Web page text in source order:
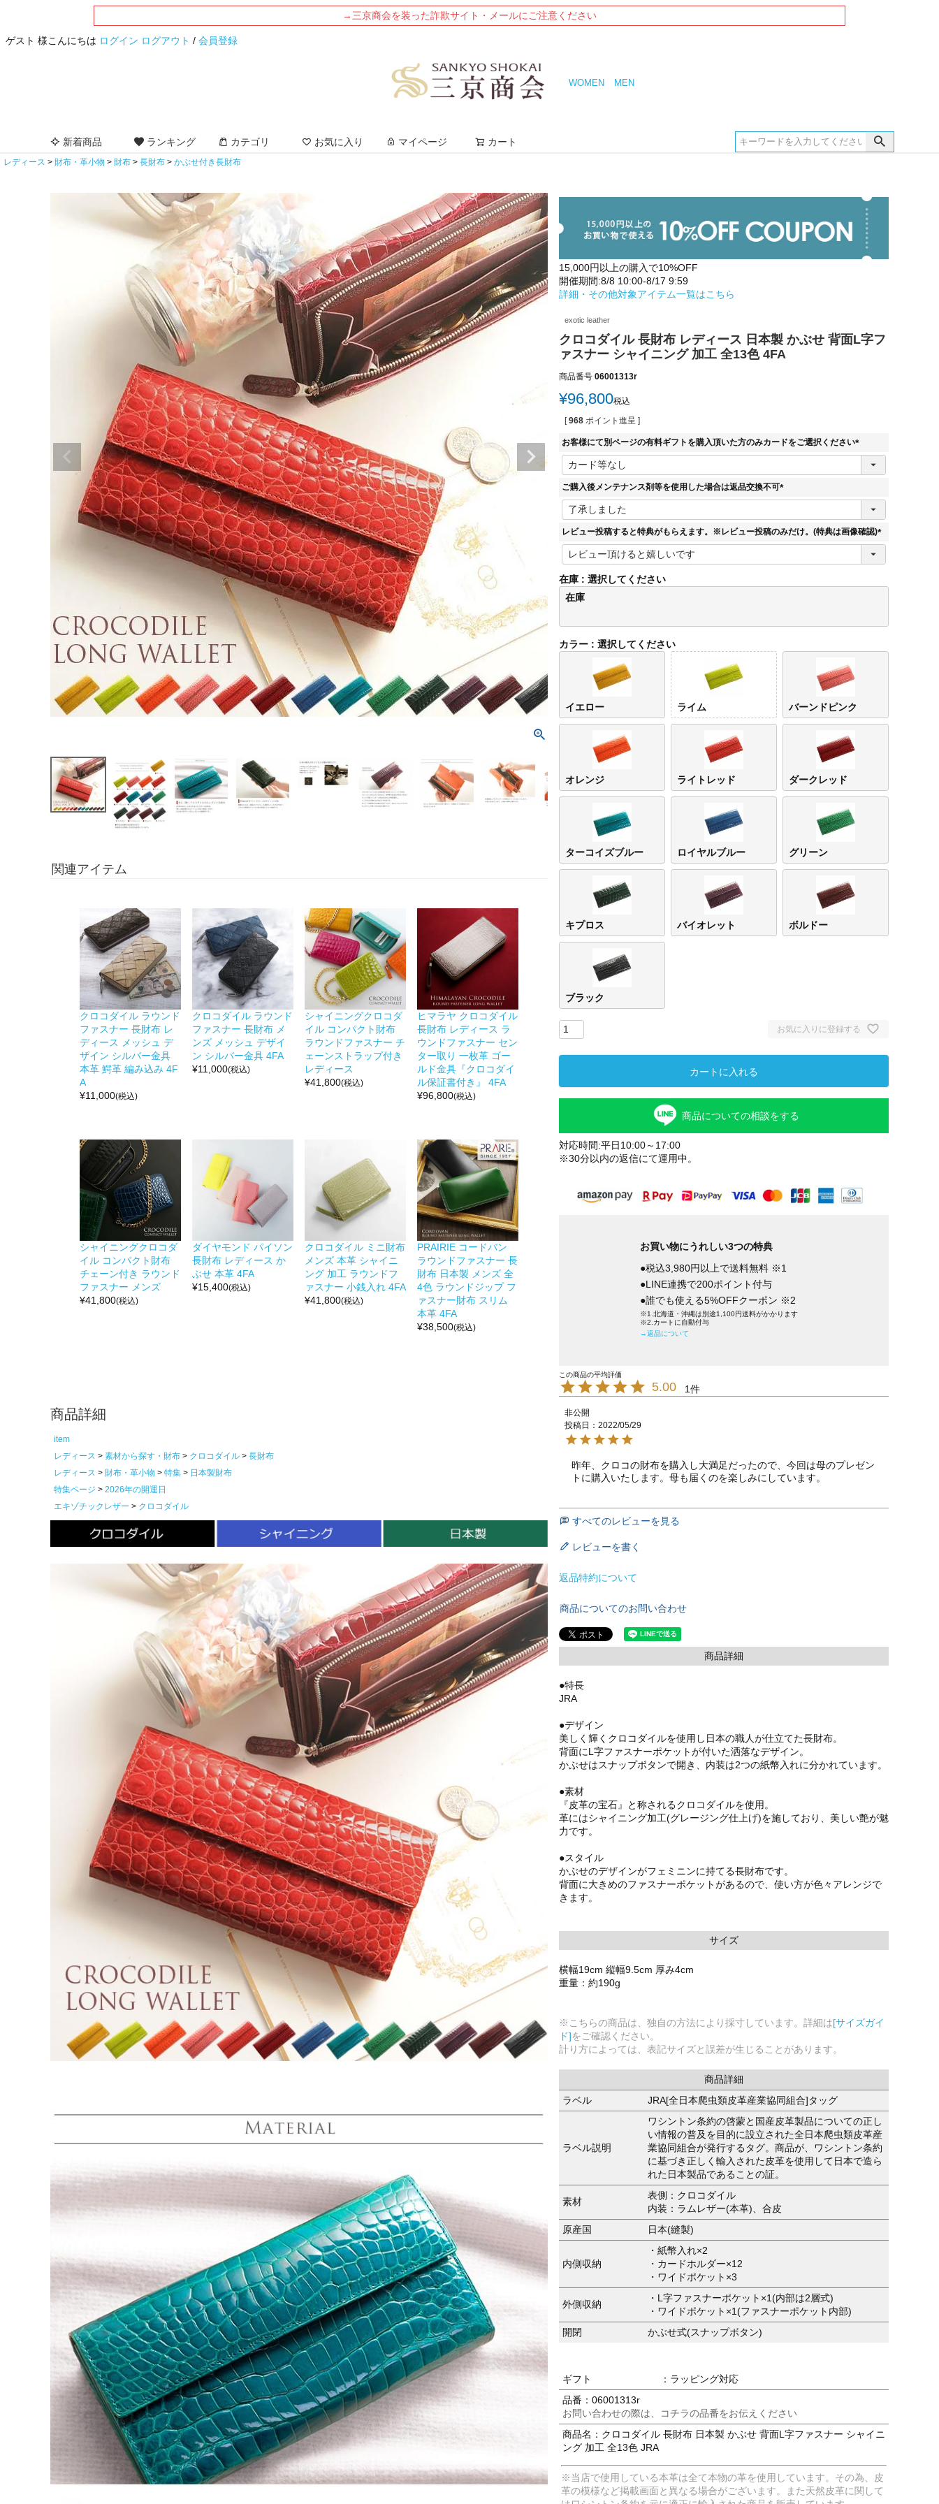
→三京商会を装った詐欺サイト・メールにご注意ください
ゲスト 様こんにちは ログイン ログアウト / 会員登録
WOMEN MEN
新着商品 ランキング カテゴリ お気に入り マイページ カート
レディース 財布・革小物 財布 長財布 かぶせ付き長財布
イエロー ライム
関連アイテム
クロコダイル ラウンド
ファスナー 長財布 レ
ディース メッシュ デ
ザイン シルバー金具
本革 鰐革 編み込み 4F
A
¥11,000(税込)
クロコダイル ラウンド
ファスナー 長財布 メ
ンズ メッシュ デザイ
ン シルバー金具 4FA
¥11,000(税込)
シャイニングクロコダ
イル コンパクト財布
ラウンドファスナー チ
ェーンストラップ付き
レディース
¥41,800(税込)
ヒマラヤ クロコダイル
長財布 レディース ラ
ウンドファスナー セン
ター取り 一枚革 ゴー
ルド金具『クロコダイ
ル保証書付き』 4FA
¥96,800(税込)
シャイニングクロコダ
イル コンパクト財布
チェーン付き ラウンド
ファスナー メンズ
¥41,800(税込)
ダイヤモンド パイソン
長財布 レディース か
ぶせ 本革 4FA
¥15,400(税込)
クロコダイル ミニ財布
メンズ 本革 シャイニ
ング 加工 ラウンドフ
ァスナー 小銭入れ 4FA
¥41,800(税込)
PRAIRIE コードバン
ラウンドファスナー 長
財布 日本製 メンズ 全
4色 ラウンドジップ フ
ァスナー財布 スリム
本革 4FA
¥38,500(税込)
商品詳細
item
レディース
素材から探す・財布 クロコダイル
長財布
レディース
財布・革小物 特集
日本製財布
特集ページ
2026年の開運日
エキゾチックレザー
クロコダイル
15,000円以上の購入で10%OFF
開催期間:8/8 10:00-8/17 9:59
詳細・その他対象アイテム一覧はこちら
exotic leather
クロコダイル 長財布 レディース 日本製 かぶせ 背面L字フ
ァスナー シャイニング 加工 全13色 4FA
商品番号 06001313r
¥96,800税込
[ 968 ポイント進呈 ]
お客様にて別ページの有料ギフトを購入頂いた方のみカードをご選択ください
(
ご購入後メンテナンス剤等を使用した場合は返品交換不可
(
須
レビュー投稿すると特典がもらえます。※レビュー投稿のみだけ。(特典は画像確認)
(
)
在庫
選択してください
在庫
カラー 選択してください
イエロー ライム バーンドピンク
オレンジ ライトレッド ダークレッド
ターコイズブルー ロイヤルブルー グリーン
キプロス バイオレット ボルドー
ブラック
お気に入りに登録する
カートに入れる
商品についての相談をする
対応時間:平日10:00～17:00
※30分以内の返信にて運用中。
お買い物にうれしい3つの特典
●税込3,980円以上で送料無料 ※1
●LINE連携で200ポイント付与
●誰でも使える5%OFFクーポン ※2
※1.北海道・沖縄は別途1,100円送料がかかります
※2.カートに自動付与
→返品について
5.00 1
非公開
投稿日
2022/05/29
昨年、クロコの財布を購入し大満足だったので、今回は母のプレゼン
トに購入いたします。母も届くのを楽しみにしています。
すべてのレビューを見る
レビューを書く
返品特約について
商品についてのお問い合わせ
商品詳細
●特長
JRA
●デザイン
美しく輝くクロコダイルを使用し日本の職人が仕立てた長財布。
背面にL字ファスナーポケットが付いた洒落なデザイン。
かぶせはスナップボタンで開き、内装は2つの紙幣入れに分かれています。
●素材
『皮革の宝石』と称されるクロコダイルを使用。
革にはシャイニング加工(グレージング仕上げ)を施しており、美しい艶が魅
力です。
●スタイル
かぶせのデザインがフェミニンに持てる長財布です。
背面に大きめのファスナーポケットがあるので、使い方が色々アレンジで
きます。
サイズ
横幅19cm 縦幅9.5cm 厚み4cm
重量：約190g
※こちらの商品は、独自の方法により採寸しています。詳細は[サイズガイ
ド]をご確認ください。
計り方によっては、表記サイズと誤差が生じることがあります。
商品詳細
ラベル
JRA[全日本爬虫類皮革産業協同組合]タッグ
ラベル説明
ワシントン条約の啓蒙と国産皮革製品についての正し
い情報の普及を目的に設立された全日本爬虫類皮革産
業協同組合が発行するタグ。商品が、ワシントン条約
に基づき正しく輸入された皮革を使用して日本で造ら
れた日本製品であることの証。
素材
表側：クロコダイル
内装：ラムレザー(本革)、合皮
原産国
日本(縫製)
内側収納
・紙幣入れ×2
・カードホルダー×12
・ワイドポケット×3
外側収納
・L字ファスナーポケット×1(内部は2層式)
・ワイドポケット×1(ファスナーポケット内部)
開閉
かぶせ式(スナップボタン)
ギフト
：ラッピング対応
品番：06001313r
お問い合わせの際は、コチラの品番をお伝えください
商品名：クロコダイル 長財布 日本製 かぶせ 背面L字ファスナー シャイニ
ング 加工 全13色 JRA
※当店で使用している本革は全て本物の革を使用しています。その為、皮
革の模様など掲載画面と異なる場合がございます。また天然皮革に関して